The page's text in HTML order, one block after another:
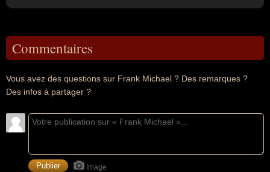
Commentaires
Vous avez des questions sur Frank Michael ? Des remarques ?
Des infos à partager ?
Image